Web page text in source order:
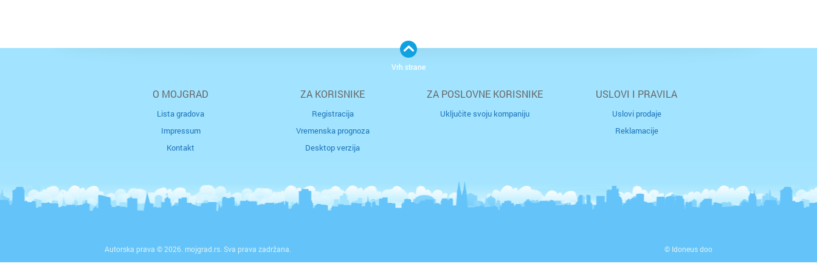
O MOJGRAD
Lista gradova
Impressum
Kontakt
ZA KORISNIKE
Registracija
Vremenska prognoza
Desktop verzija
ZA POSLOVNE KORISNIKE
Uključite svoju kompaniju
USLOVI I PRAVILA
Uslovi prodaje
Reklamacije
Autorska prava © 2026. mojgrad.rs. Sva prava zadržana. © Idoneus doo
Vrh strane